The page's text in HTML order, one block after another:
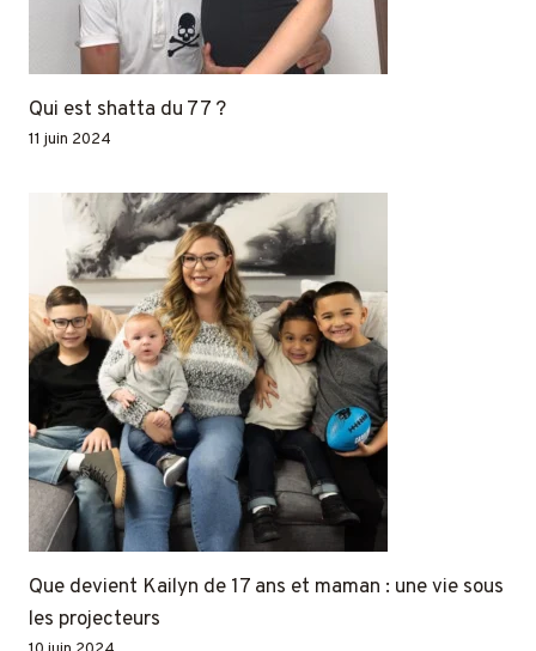
Qui est shatta du 77 ?
11 juin 2024
Que devient Kailyn de 17 ans et maman : une vie sous
les projecteurs